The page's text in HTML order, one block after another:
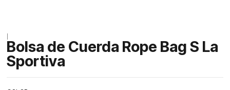
Bolsa de Cuerda Rope Bag S La
Sportiva